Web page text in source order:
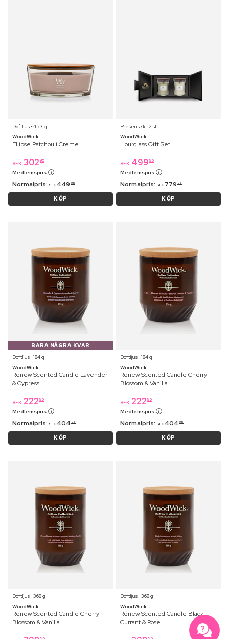
Doftljus ⋅ 453 g
WoodWick
Ellipse Patchouli Creme
SEK 302 95
Medlemspris
Normalpris: SEK 449 95
KÖP
Presentask ⋅ 2 st
WoodWick
Hourglass Gift Set
SEK 499 95
Medlemspris
Normalpris: SEK 779 95
KÖP
BARA NÅGRA KVAR
Doftljus ⋅ 184 g
WoodWick
Renew Scented Candle Lavender
& Cypress
SEK 222 95
Medlemspris
Normalpris: SEK 404 95
KÖP
Doftljus ⋅ 184 g
WoodWick
Renew Scented Candle Cherry
Blossom & Vanilla
SEK 222 95
Medlemspris
Normalpris: SEK 404 95
KÖP
Doftljus ⋅ 368 g
WoodWick
Renew Scented Candle Cherry
Blossom & Vanilla
Doftljus ⋅ 368 g
WoodWick
Renew Scented Candle Black
Currant & Rose